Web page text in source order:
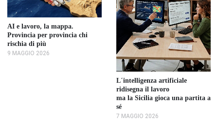
AI e lavoro, la mappa.
Provincia per provincia chi
rischia di più
9 MAGGIO 2026
L´intelligenza artificiale
ridisegna il lavoro
ma la Sicilia gioca una partita a
sé
7 MAGGIO 2026